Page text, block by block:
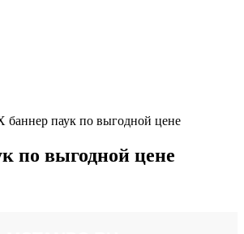
баннер паук по выгодной цене
по выгодной цене